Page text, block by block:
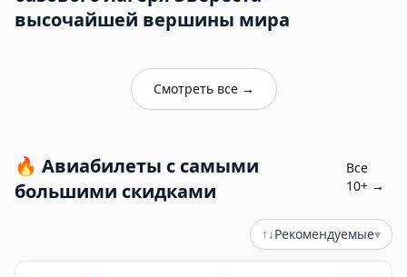
высочайшей вершины мира
Смотреть все→
🔥 Авиабилеты с самыми
большими скидками
Все
10+ →
↑↓Рекомендуемые▾